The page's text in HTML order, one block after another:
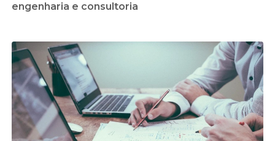
engenharia e consultoria